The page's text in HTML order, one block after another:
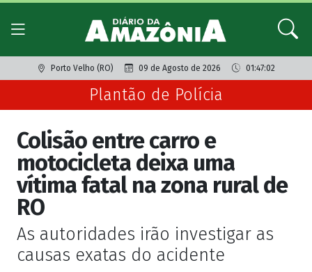
Porto Velho (RO) 09 de Agosto de 2026 01:47:02
Plantão de Polícia
Colisão entre carro e
motocicleta deixa uma
vítima fatal na zona rural de
RO
As autoridades irão investigar as
causas exatas do acidente